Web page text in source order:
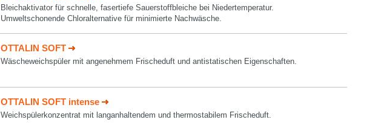
Bleichaktivator für schnelle, fasertiefe Sauerstoffbleiche bei Niedertemperatur.
Umweltschonende Chloralternative für minimierte Nachwäsche.
OTTALIN SOFT
Wäscheweichspüler mit angenehmem Frischeduft und antistatischen Eigenschaften.
OTTALIN SOFT intense
Weichspülerkonzentrat mit langanhaltendem und thermostabilem Frischeduft.